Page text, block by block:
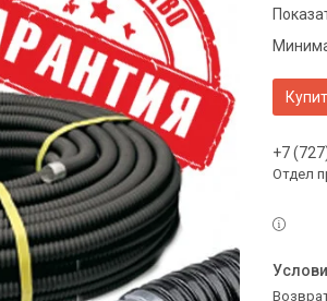
+7
Отдел